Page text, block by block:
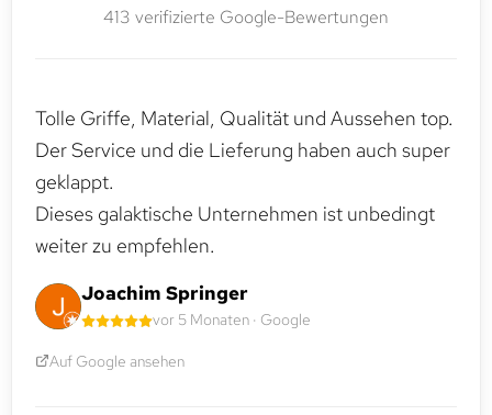
413 verifizierte Google-Bewertungen
Tolle Griffe, Material, Qualität und Aussehen top.
Der Service und die Lieferung haben auch super
geklappt.
Dieses galaktische Unternehmen ist unbedingt
weiter zu empfehlen.
Joachim Springer
vor 5 Monaten · Google
Auf Google ansehen